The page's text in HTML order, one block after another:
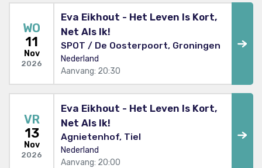
WO
11
Nov
2026
Eva Eikhout - Het Leven Is Kort,
Net Als Ik!
SPOT / De Oosterpoort, Groningen
Nederland
Aanvang: 20:30
VR
13
Nov
2026
Eva Eikhout - Het Leven Is Kort,
Net Als Ik!
Agnietenhof, Tiel
Nederland
Aanvang: 20:00